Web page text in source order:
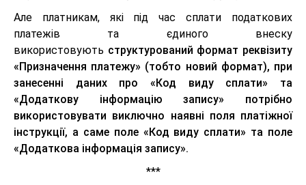
Але платникам, які під час сплати податкових
платежів та єдиного внеску
використовують структурований формат реквізиту
«Призначення платежу» (тобто новий формат), при
занесенні даних про «Код виду сплати» та
«Додаткову інформацію запису» потрібно
використовувати виключно наявні поля платіжної
інструкції, а саме поле «Код виду сплати» та поле
«Додаткова інформація запису».
***